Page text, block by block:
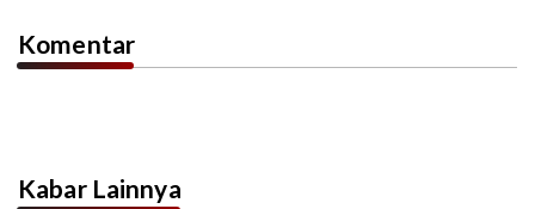
Komentar
Kabar Lainnya